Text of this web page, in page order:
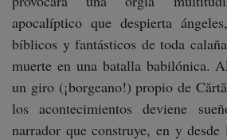
apocalíptico que despierta
bíblicos y fantásticos de toda
muerte en una batalla babilónica.
un giro (¡borgeano!) propio de
los acontecimientos deviene
narrador que construye, en y